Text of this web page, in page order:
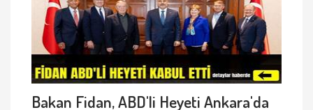
Bakan Fidan, ABD'li Heyeti Ankara'da